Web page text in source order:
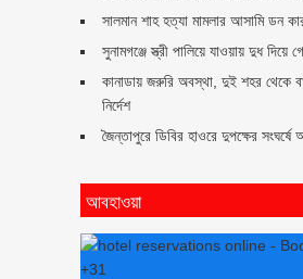
সালমান শাহ হত্যা মামলার আসামি ডন
সুনামগঞ্জে স্ত্রী পালিয়ে যাওয়ায় দুধ
কানাডায় জরুরি অবস্থা, দুই শহর থেকে
নির্দেশ
জৈন্তাপুরে ডিবির হাওরে দুপক্ষের
আবহাওয়া
+31